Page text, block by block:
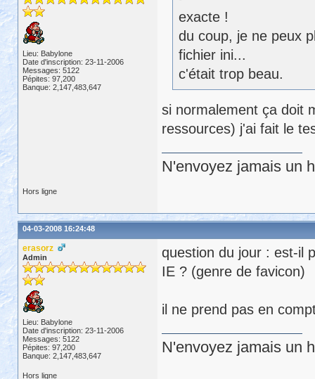
Lieu: Babylone
Date d'inscription: 23-11-2006
Messages: 5122
Pépites: 97,200
Banque: 2,147,483,647
exacte !
du coup, je ne peux
fichier ini...
c'était trop beau.
si normalement ça doit
ressources) j'ai fait le
N'envoyez jamais un
Hors ligne
04-03-2008 16:24:48
erasorz
Admin
Lieu: Babylone
Date d'inscription: 23-11-2006
Messages: 5122
Pépites: 97,200
Banque: 2,147,483,647
question du jour : est-il
IE ? (genre de favicon)
il ne prend pas en
N'envoyez jamais un
Hors ligne